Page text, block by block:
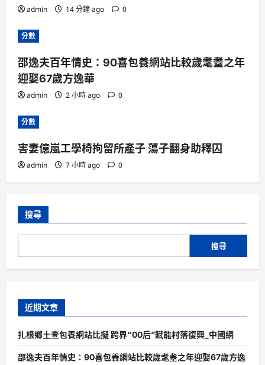
admin 14 分鐘 ago 0
分數
邵逸夫百年情史：90喜包養網站比較歲耄耋之年
迎娶67歲方逸華
admin 2 小時 ago 0
分數
害妻億嵐工學椅拘留所產子 蕩子翻身助釋囚
admin 7 小時 ago 0
搜尋
搜尋
近期文章
扎根鄉土查包養網站比擬 跨界“00后”賦能村落復興_中國網
邵逸夫百年情史：90喜包養網站比較歲耄耋之年迎娶67歲方逸